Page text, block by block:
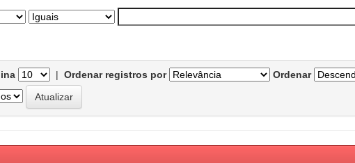
| Ordenar registros por
Ordenar